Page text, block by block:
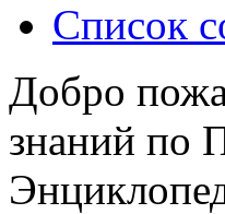
Список
Добро
знаний по